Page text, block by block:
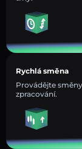
Rychlá směna
Provádějte
zpracování.